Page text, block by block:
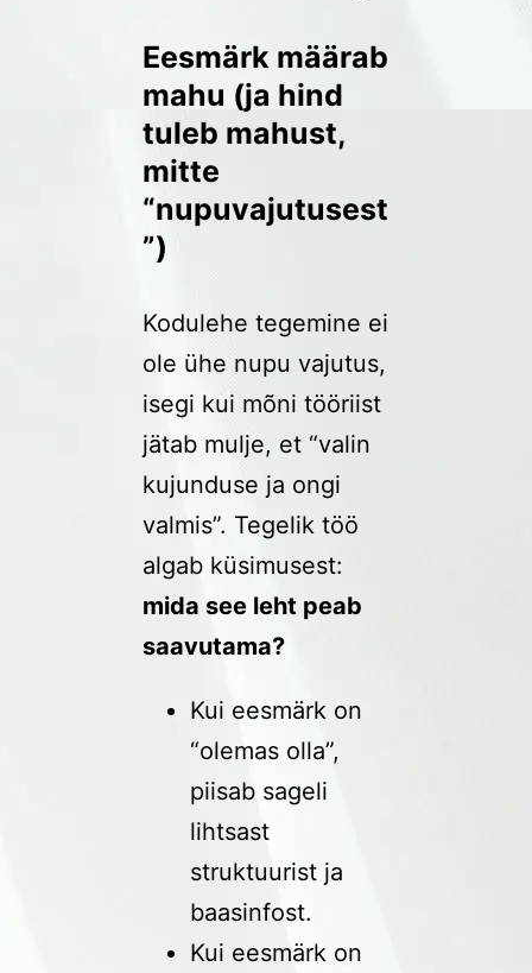
Eesmärk määrab
mahu (ja hind
tuleb mahust,
mitte
“nupuvajutusest
”)
Kodulehe tegemine ei
ole ühe nupu vajutus,
isegi kui mõni tööriist
jätab mulje, et “valin
kujunduse ja ongi
valmis”. Tegelik töö
algab küsimusest:
mida see leht peab
saavutama?
Kui eesmärk on
“olemas olla”,
piisab sageli
lihtsast
struktuurist ja
baasinfost.
Kui eesmärk on